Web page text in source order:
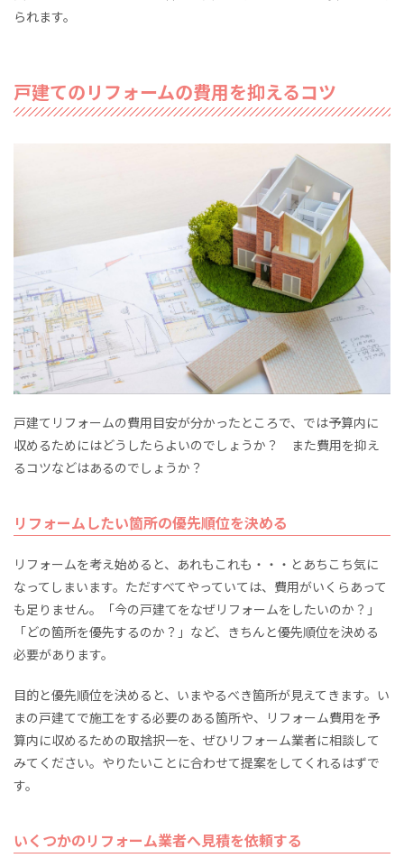
られます。
戸建てのリフォームの費用を抑えるコツ
戸建てリフォームの費用目安が分かったところで、では予算内に
収めるためにはどうしたらよいのでしょうか？ また費用を抑え
るコツなどはあるのでしょうか？
リフォームしたい箇所の優先順位を決める
リフォームを考え始めると、あれもこれも・・・とあちこち気に
なってしまいます。ただすべてやっていては、費用がいくらあって
も足りません。「今の戸建てをなぜリフォームをしたいのか？」
「どの箇所を優先するのか？」など、きちんと優先順位を決める
必要があります。
目的と優先順位を決めると、いまやるべき箇所が見えてきます。い
まの戸建てで施工をする必要のある箇所や、リフォーム費用を予
算内に収めるための取捨択一を、ぜひリフォーム業者に相談して
みてください。やりたいことに合わせて提案をしてくれるはずで
す。
いくつかのリフォーム業者へ見積を依頼する